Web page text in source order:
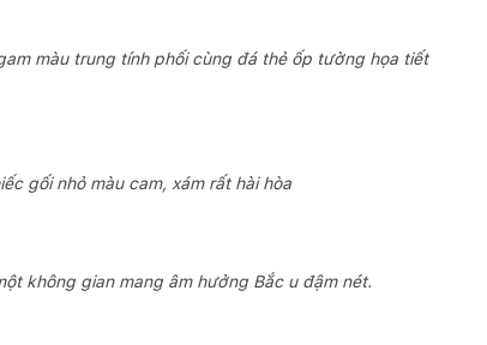
màu trung tính phối cùng đá thẻ ốp tường họa tiết
gối nhỏ màu cam, xám rất hài hòa
không gian mang âm hưởng Bắc u đậm nét.